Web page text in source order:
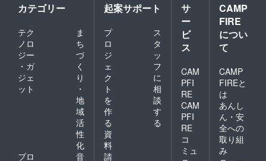
カテゴリー
テク
ノロ
ジー
・ガ
ジェ
ット
ま
ち
づ
く
り
・
地
域
活
性
化
プロ
音
起案サポート
プ
ロ
ジ
ェ
ク
ト
を
作
る
ス
タ
ッ
フ
に
相
談
す
る
資
料
請
サ
ー
ビ
ス
CAM
PFI
RE
CAM
PFI
RE
コ
ミュ
CAMP
FIRE
につい
て
CAMP
FIREと
は
あんし
ん・安
全への
取り組
み